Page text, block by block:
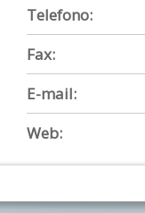
Telefono:
Fax:
E-mail:
Web: